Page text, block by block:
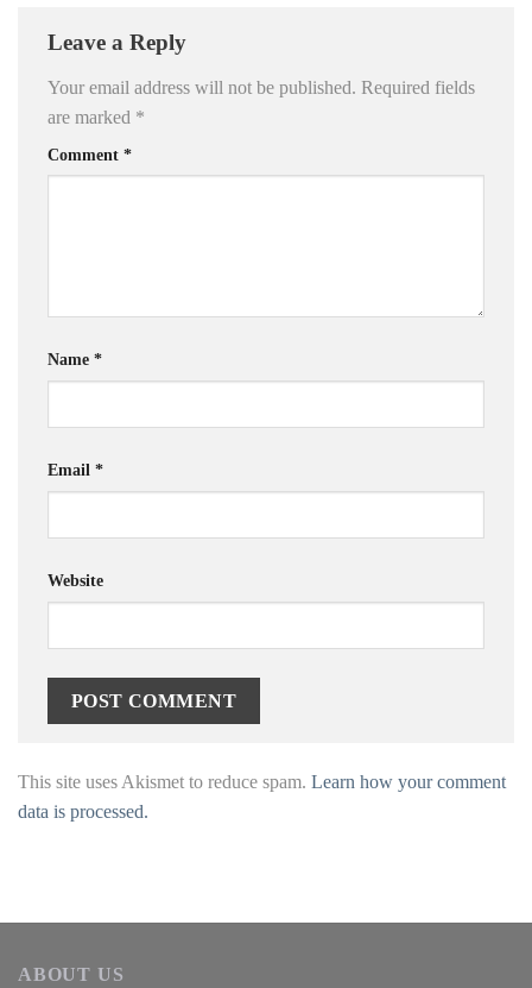
Leave a Reply
Your email address will not be published. Required fields
are marked *
Comment *
Name *
Email *
Website
This site uses Akismet to reduce spam. Learn how your comment
data is processed.
ABOUT US